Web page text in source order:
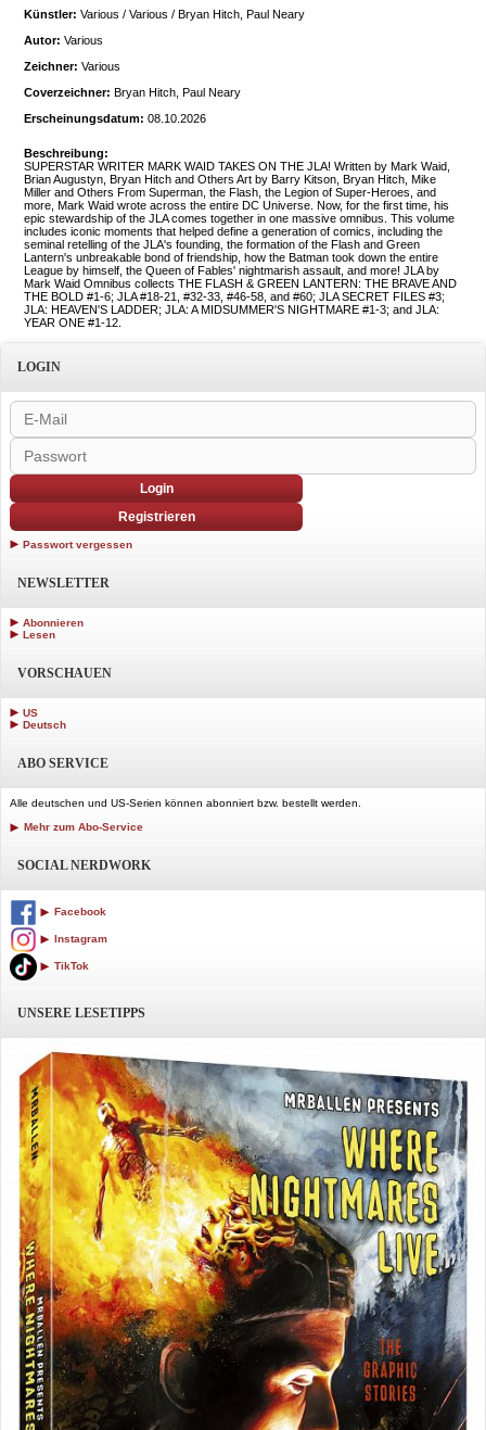
Künstler: Various / Various / Bryan Hitch, Paul Neary
Autor: Various
Zeichner: Various
Coverzeichner: Bryan Hitch, Paul Neary
Erscheinungsdatum: 08.10.2026
Beschreibung:
SUPERSTAR WRITER MARK WAID TAKES ON THE JLA! Written by Mark Waid,
Brian Augustyn, Bryan Hitch and Others Art by Barry Kitson, Bryan Hitch, Mike
Miller and Others From Superman, the Flash, the Legion of Super-Heroes, and
more, Mark Waid wrote across the entire DC Universe. Now, for the first time, his
epic stewardship of the JLA comes together in one massive omnibus. This volume
includes iconic moments that helped define a generation of comics, including the
seminal retelling of the JLA's founding, the formation of the Flash and Green
Lantern's unbreakable bond of friendship, how the Batman took down the entire
League by himself, the Queen of Fables' nightmarish assault, and more! JLA by
Mark Waid Omnibus collects THE FLASH & GREEN LANTERN: THE BRAVE AND
THE BOLD #1-6; JLA #18-21, #32-33, #46-58, and #60; JLA SECRET FILES #3;
JLA: HEAVEN'S LADDER; JLA: A MIDSUMMER'S NIGHTMARE #1-3; and JLA:
YEAR ONE #1-12.
LOGIN
Login
Registrieren
Passwort vergessen
NEWSLETTER
Abonnieren
Lesen
VORSCHAUEN
US
Deutsch
ABO SERVICE
Alle deutschen und US-Serien können abonniert bzw. bestellt werden.
Mehr zum Abo-Service
SOCIAL NERDWORK
Facebook
Instagram
TikTok
UNSERE LESETIPPS